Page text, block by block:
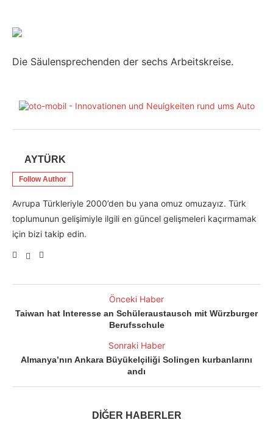
Die Säulensprechenden der sechs Arbeitskreise.
AYTÜRK
Follow Author
Avrupa Türkleriyle 2000’den bu yana omuz omuzayız. Türk
toplumunun gelişimiyle ilgili en güncel gelişmeleri kaçırmamak
için bizi takip edin.
Önceki Haber
Taiwan hat Interesse an Schüleraustausch mit Würzburger
Berufsschule
Sonraki Haber
Almanya’nın Ankara Büyükelçiliği Solingen kurbanlarını
andı
DİĞER HABERLER